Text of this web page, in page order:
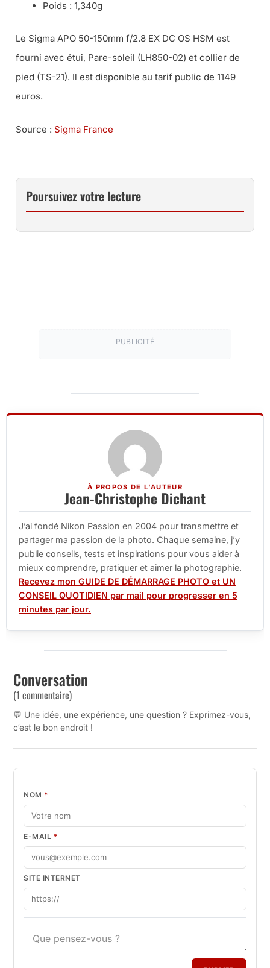
Poids : 1,340g
Le Sigma APO 50-150mm f/2.8 EX DC OS HSM est
fourni avec étui, Pare-soleil (LH850-02) et collier de
pied (TS-21). Il est disponible au tarif public de 1149
euros.
Source : Sigma France
Poursuivez votre lecture
PUBLICITÉ
À PROPOS DE L'AUTEUR
Jean-Christophe Dichant
J’ai fondé Nikon Passion en 2004 pour transmettre et
partager ma passion de la photo. Chaque semaine, j’y
publie conseils, tests et inspirations pour vous aider à
mieux comprendre, pratiquer et aimer la photographie.
Recevez mon GUIDE DE DÉMARRAGE PHOTO et UN
CONSEIL QUOTIDIEN par mail pour progresser en 5
minutes par jour.
Conversation
(1 commentaire)
💬 Une idée, une expérience, une question ? Exprimez-vous,
c’est le bon endroit !
NOM *
E-MAIL *
SITE INTERNET